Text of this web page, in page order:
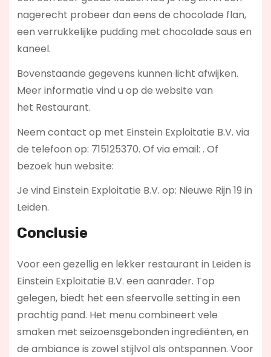
nagerecht probeer dan eens de chocolade flan,
een verrukkelijke pudding met chocolade saus en
kaneel.
Bovenstaande gegevens kunnen licht afwijken.
Meer informatie vind u op de website van
het Restaurant.
Neem contact op met Einstein Exploitatie B.V. via
de telefoon op: 715125370. Of via email: . Of
bezoek hun website:
Je vind Einstein Exploitatie B.V. op: Nieuwe Rijn 19 in
Leiden.
Conclusie
Voor een gezellig en lekker restaurant in Leiden is
Einstein Exploitatie B.V. een aanrader. Top
gelegen, biedt het een sfeervolle setting in een
prachtig pand. Het menu combineert vele
smaken met seizoensgebonden ingrediënten, en
de ambiance is zowel stijlvol als ontspannen. Voor